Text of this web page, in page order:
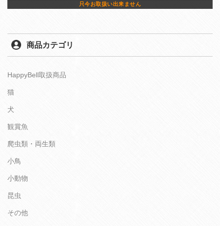
只今お取扱い出来ません
商品カテゴリ
HappyBell取扱商品
猫
犬
観賞魚
爬虫類・両生類
小鳥
小動物
昆虫
その他